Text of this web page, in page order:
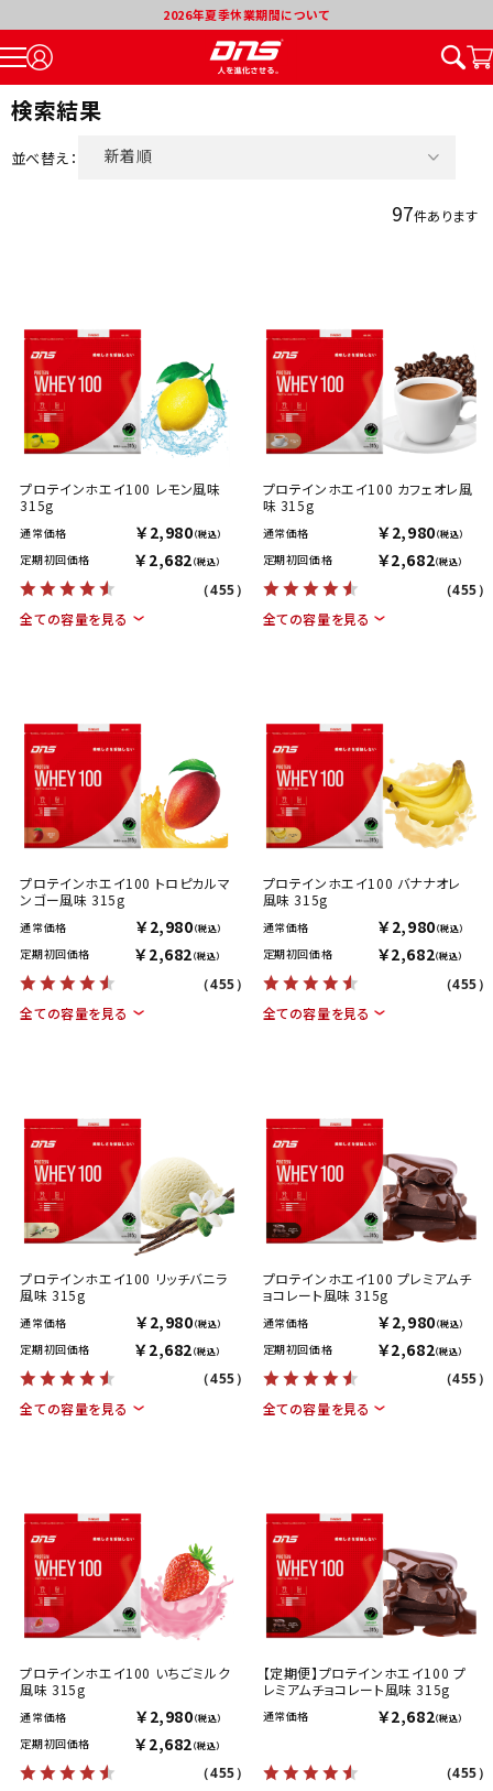
2026年夏季休業期間について
検索結果
並べ替え：
新着順
97件あります
プロテインホエイ100 レモン風味
315g
通常価格 ￥2,980（税込）
定期初回価格 ￥2,682（税込）
（455）
全ての容量を見る
プロテインホエイ100 カフェオレ風
味 315g
通常価格 ￥2,980（税込）
定期初回価格 ￥2,682（税込）
（455）
全ての容量を見る
プロテインホエイ100 トロピカルマ
ンゴー風味 315g
通常価格 ￥2,980（税込）
定期初回価格 ￥2,682（税込）
（455）
全ての容量を見る
プロテインホエイ100 バナナオレ
風味 315g
通常価格 ￥2,980（税込）
定期初回価格 ￥2,682（税込）
（455）
全ての容量を見る
プロテインホエイ100 リッチバニラ
風味 315g
通常価格 ￥2,980（税込）
定期初回価格 ￥2,682（税込）
（455）
全ての容量を見る
プロテインホエイ100 プレミアムチ
ョコレート風味 315g
通常価格 ￥2,980（税込）
定期初回価格 ￥2,682（税込）
（455）
全ての容量を見る
プロテインホエイ100 いちごミルク
風味 315g
通常価格 ￥2,980（税込）
定期初回価格 ￥2,682（税込）
（455）
【定期便】プロテインホエイ100 プ
レミアムチョコレート風味 315g
通常価格 ￥2,682（税込）
（455）